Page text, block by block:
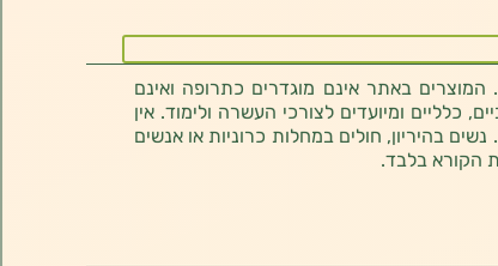
באתר אינם מוגדרים כתרופה ואינם
כלליים ומיועדים לצורכי העשרה ולימוד. אין
בהיריון, חולים במחלות כרוניות או אנשים
הקורא בלבד.